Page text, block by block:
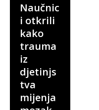
Naučnic
i otkrili
kako
trauma
iz
djetinjs
tva
mijenja